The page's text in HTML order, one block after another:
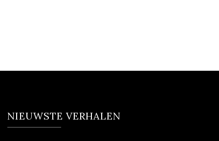
NIEUWSTE VERHALEN